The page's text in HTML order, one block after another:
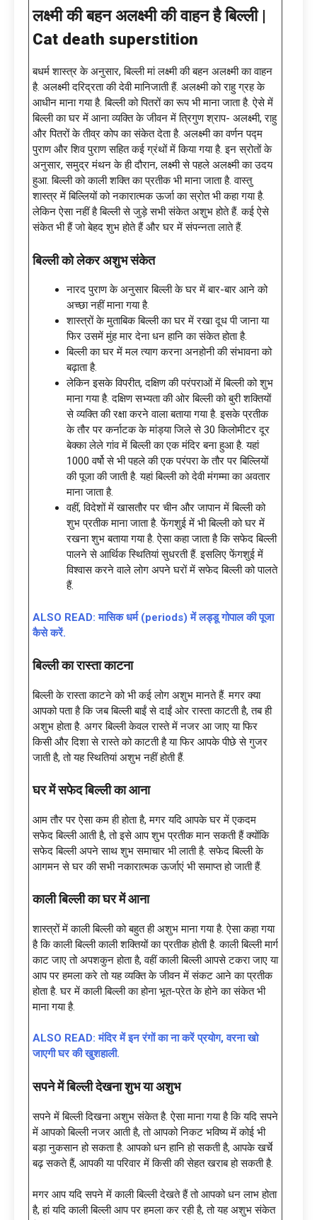
लक्ष्मी की बहन अलक्ष्मी की वाहन है बिल्ली |
Cat death superstition
बधर्म शास्त्र के अनुसार, बिल्ली मां लक्ष्मी की बहन अलक्ष्मी का वाहन
है. अलक्ष्मी दरिद्रता की देवी मानिजाती हैं. अलक्ष्मी को राहु ग्रह के
आधीन माना गया है. बिल्ली को पितरों का रूप भी माना जाता है. ऐसे में
बिल्ली का घर में आना व्यक्ति के जीवन में त्रिगुण श्राप- अलक्ष्मी, राहु
और पितरों के तीव्र कोप का संकेत देता है. अलक्ष्मी का वर्णन पद्म
पुराण और शिव पुराण सहित कई ग्रंथों में किया गया है. इन स्रोतों के
अनुसार, समुद्र मंथन के ही दौरान, लक्ष्मी से पहले अलक्ष्मी का उदय
हुआ. बिल्ली को काली शक्ति का प्रतीक भी माना जाता है. वास्‍तु
शास्‍त्र में बिल्लियों को नकारात्मक ऊर्जा का स्रोत भी कहा गया है.
लेकिन ऐसा नहीं है बिल्ली से जुड़े सभी संकेत अशुभ होते हैं. कई ऐसे
संकेत भी हैं जो बेहद शुभ होते हैं और घर में संपन्नता लाते हैं.
बिल्ली को लेकर अशुभ संकेत
नारद पुराण के अनुसार बिल्ली के घर में बार-बार आने को
अच्‍छा नहीं माना गया है.
शास्त्रों के मुताबिक बिल्ली का घर में रखा दूध पी जाना या
फिर उसमें मुंह मार देना धन हानि का संकेत होता है.
बिल्ली का घर में मल त्याग करना अनहोनी की संभावना को
बढ़ाता है.
लेकिन इसके विपरीत, दक्षिण की परंपराओं में बिल्ली को शुभ
माना गया है. दक्षिण सभ्यता की ओर बिल्‍ली को बुरी शक्तियों
से व्यक्ति की रक्षा करने वाला बताया गया है. इसके प्रतीक
के तौर पर कर्नाटक के मांड्या जिले से 30 किलोमीटर दूर
बेक्का लेले गांव में बिल्ली का एक मंदिर बना हुआ है. यहां
1000 वर्षो से भी पहले की एक परंपरा के तौर पर बिल्लियों
की पूजा की जाती है. यहां बिल्ली को देवी मंगम्मा का अवतार
माना जाता है.
वहीं, विदेशों में खासतौर पर चीन और जापान में बिल्ली को
शुभ प्रतीक माना जाता है. फेंगशुई में भी बिल्ली को घर में
रखना शुभ बताया गया है. ऐसा कहा जाता है कि सफेद बिल्ली
पालने से आर्थिक स्थितियां सुधरती हैं. इसलिए फेंगशुई में
विश्वास करने वाले लोग अपने घरों में सफेद बिल्ली को पालते
हैं.
ALSO READ: मासिक धर्म (periods) में लड्डू गोपाल की पूजा
कैसे करें.
बिल्ली का रास्ता काटना
बिल्ली के रास्ता काटने को भी कई लोग अशुभ मानते हैं. मगर क्‍या
आपको पता है कि जब बिल्ली बाईं से दाईं ओर रास्ता काटती है, तब ही
अशुभ होता है. अगर बिल्ली केवल रास्ते में नजर आ जाए या फिर
किसी और दिशा से रास्ते को काटती है या फिर आपके पीछे से गुजर
जाती है, तो यह स्थितियां अशुभ नहीं होती हैं.
घर में सफेद बिल्ली का आना
आम तौर पर ऐसा कम ही होता है, मगर यदि आपके घर में एकदम
सफेद बिल्ली आती है, तो इसे आप शुभ प्रतीक मान सकती हैं क्योंकि
सफेद बिल्ली अपने साथ शुभ समाचार भी लाती है. सफेद बिल्ली के
आगमन से घर की सभी नकारात्मक ऊर्जाएं भी समाप्त हो जाती हैं.
काली बिल्ली का घर में आना
शास्त्रों में काली बिल्ली को बहुत ही अशुभ माना गया है. ऐसा कहा गया
है कि काली बिल्ली काली शक्तियों का प्रतीक होती है. काली बिल्ली मार्ग
काट जाए तो अपशकुन होता है, वहीं काली बिल्‍ली आपसे टकरा जाए या
आप पर हमला करे तो यह व्यक्ति के जीवन में संकट आने का प्रतीक
होता है. घर में काली बिल्ली का होना भूत-प्रेत के होने का संकेत भी
माना गया है.
ALSO READ: मंदिर में इन रंगों का ना करें प्रयोग, वरना खो
जाएगी घर की खुशहाली.
सपने में बिल्ली देखना शुभ या अशुभ
सपने में बिल्ली दिखना अशुभ संकेत है. ऐसा माना गया है कि यदि सपने
में आपको बिल्ली नजर आती है, तो आपको निकट भविष्य में कोई भी
बड़ा नुकसान हो सकता है. आपको धन हानि हो सकती है, आपके खर्चे
बढ़ सकते हैं, आपकी या परिवार में किसी की सेहत खराब हो सकती है.
मगर आप यदि सपने में काली बिल्ली देखते हैं तो आपको धन लाभ होता
है, हां यदि काली बिल्ली आप पर हमला कर रही है, तो यह अशुभ संकेत